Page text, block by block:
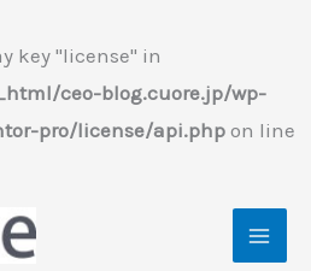
key "license" in
ceo-blog.cuore.jp/wp-
pro/license/api.php on line